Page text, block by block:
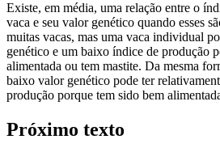
Existe, em média, uma relação entre o
vaca e seu valor genético quando esses
muitas vacas, mas uma vaca individual
genético e um baixo índice de produção
alimentada ou tem mastite. Da mesma
baixo valor genético pode ter
produção porque tem sido bem
Próximo texto